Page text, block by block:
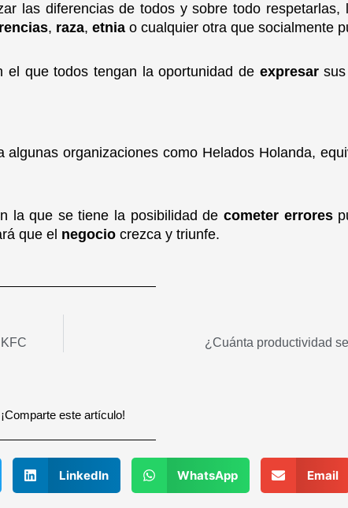
las diferencias de todos y sobre todo
, raza, etnia o cualquier otra que socialmente
el que todos tengan la oportunidad de expresar
algunas organizaciones como Helados Holanda,
la que se tiene la posibilidad decometer errores
que el negocio crezca y triunfe.
¿Cuánta productividad
¡Comparte este artículo!
LinkedIn WhatsApp Email